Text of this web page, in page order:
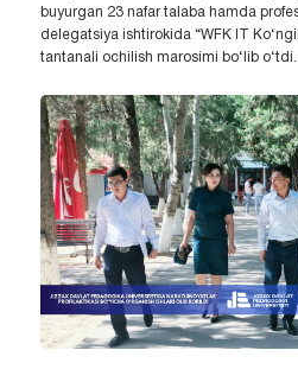
buyurgan 23 nafar talaba hamda
delegatsiya ishtirokida “WFK IT
tantanali ochilish marosimi bo‘lib o‘tdi.